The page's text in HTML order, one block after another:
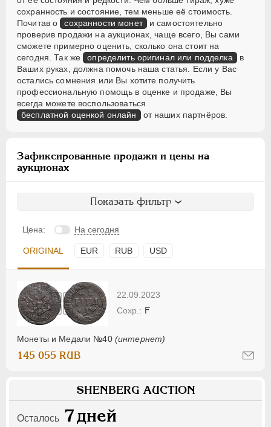
сохранность и состояние, тем меньше её стоимость.
Почитав о сохранности монет и самостоятельно
проверив продажи на аукционах, чаще всего, Вы сами
сможете примерно оценить, сколько она стоит на
сегодня. Так же определить оригинал или подделка в
Ваших руках, должна помочь наша статья. Если у Вас
остались сомнения или Вы хотите получить
профессиональную помощь в оценке и продаже, Вы
всегда можете воспользоваться
бесплатной оценкой онлайн от наших партнёров.
Зафиксированные продажи и цены на
аукционах
Показать фильтр
Цена: На сегодня
ORIGINAL EUR RUB USD
22.09.2023
Монеты и Медали №40 (интернет)
F
145 055 RUB
SHENBERG AUCTION
Осталось 7дней